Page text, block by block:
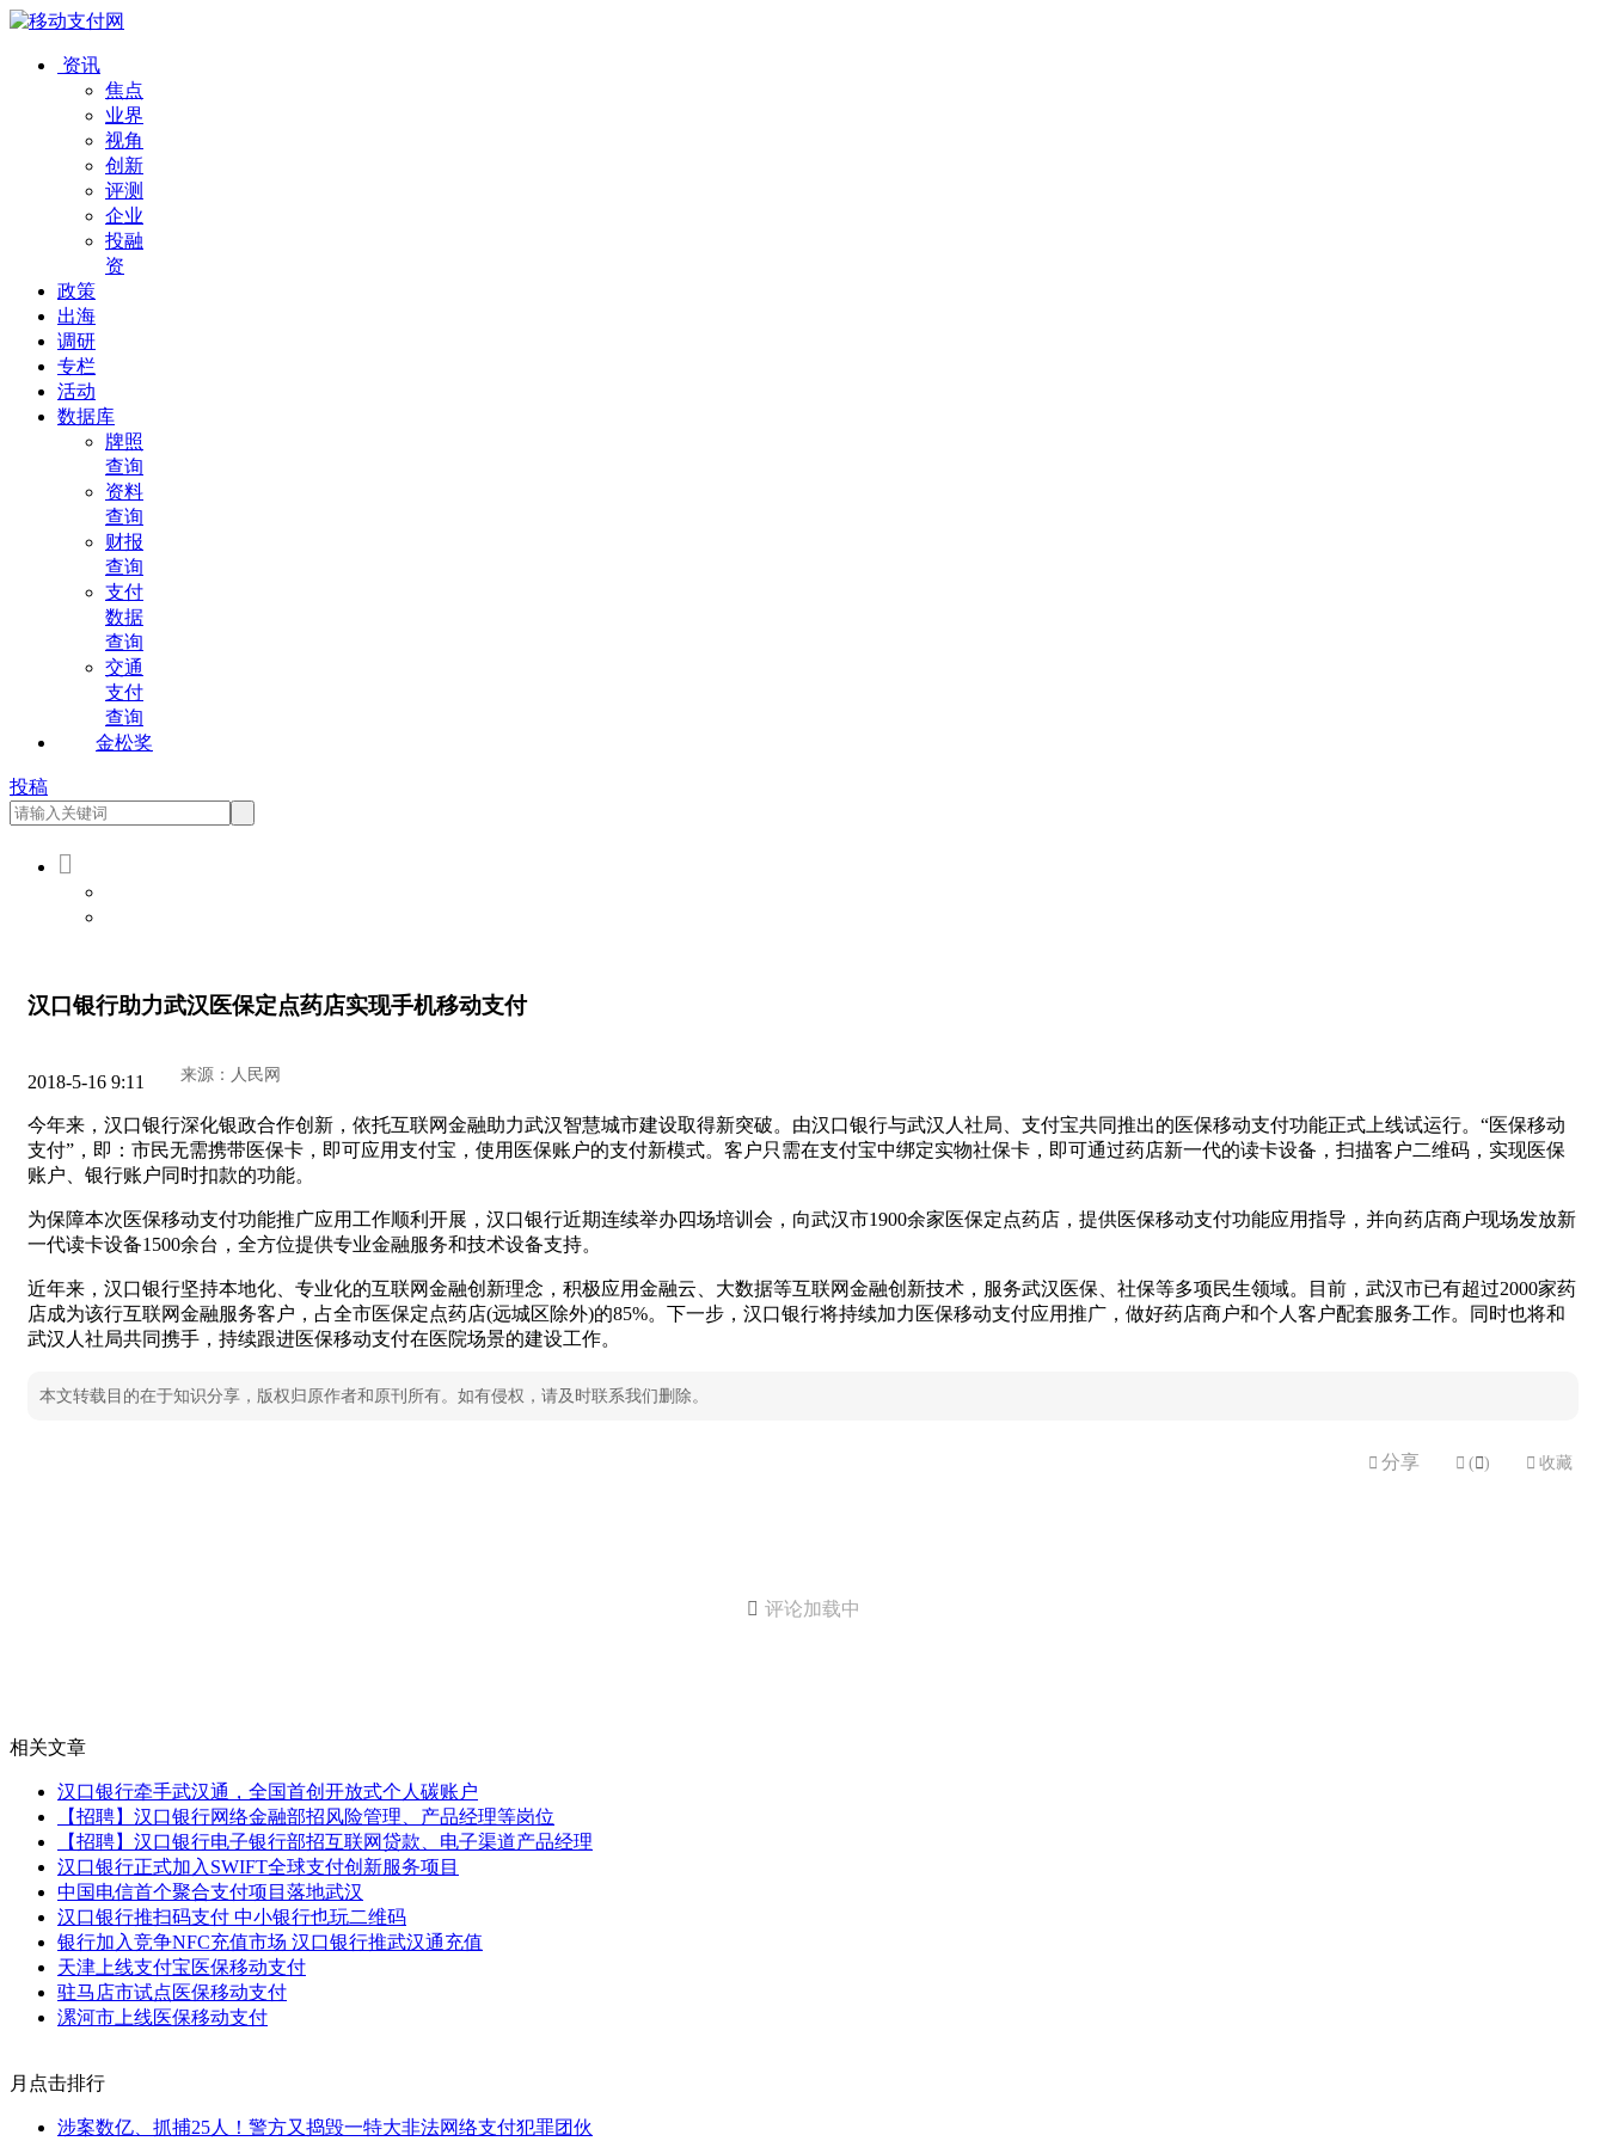
资讯
焦点
业界
视角
创新
评测
企业
投融
资
政策
出海
调研
专栏
活动
数据库
牌照
查询
资料
查询
财报
查询
支付
数据
查询
交通
支付
查询
金松奖
投稿

汉口银行助力武汉医保定点药店实现手机移动支付
2018-5-16 9:11
今年来，汉口银行深化银政合作创新，依托互联网金融助力武汉智慧城市建设取得新突破。由汉口银行与武汉人社局、支付宝共同推出的医保移动支付功能正式上线试运行。“医保移动
支付”，即：市民无需携带医保卡，即可应用支付宝，使用医保账户的支付新模式。客户只需在支付宝中绑定实物社保卡，即可通过药店新一代的读卡设备，扫描客户二维码，实现医保
账户、银行账户同时扣款的功能。
为保障本次医保移动支付功能推广应用工作顺利开展，汉口银行近期连续举办四场培训会，向武汉市1900余家医保定点药店，提供医保移动支付功能应用指导，并向药店商户现场发放新
一代读卡设备1500余台，全方位提供专业金融服务和技术设备支持。
近年来，汉口银行坚持本地化、专业化的互联网金融创新理念，积极应用金融云、大数据等互联网金融创新技术，服务武汉医保、社保等多项民生领域。目前，武汉市已有超过2000家药
店成为该行互联网金融服务客户，占全市医保定点药店(远城区除外)的85%。下一步，汉口银行将持续加力医保移动支付应用推广，做好药店商户和个人客户配套服务工作。同时也将和
武汉人社局共同携手，持续跟进医保移动支付在医院场景的建设工作。
本文转载目的在于知识分享，版权归原作者和原刊所有。如有侵权，请及时联系我们删除。
 分享  ( )  收藏
 评论加载中
相关文章
汉口银行牵手武汉通，全国首创开放式个人碳账户
【招聘】汉口银行网络金融部招风险管理、产品经理等岗位
【招聘】汉口银行电子银行部招互联网贷款、电子渠道产品经理
汉口银行正式加入SWIFT全球支付创新服务项目
中国电信首个聚合支付项目落地武汉
汉口银行推扫码支付 中小银行也玩二维码
银行加入竞争NFC充值市场 汉口银行推武汉通充值
天津上线支付宝医保移动支付
驻马店市试点医保移动支付
漯河市上线医保移动支付
月点击排行
涉案数亿、抓捕25人！警方又捣毁一特大非法网络支付犯罪团伙